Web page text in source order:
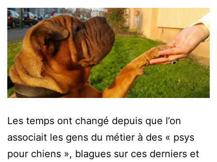
Les temps ont changé depuis que l’on
associait les gens du métier à des « psys
pour chiens », blagues sur ces derniers et